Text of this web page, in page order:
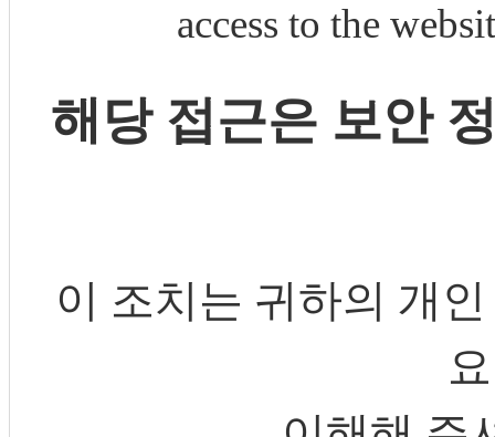
access to the
해당 접근은 보안
이 조치는 귀하의 개